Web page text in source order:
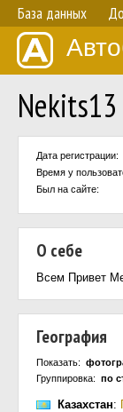
База данных
Nekits13
Дата регистрации:
Время у
Был на сайте:
О себе
Всем Привет
География
Показать:
Группировка: по
Казахстан: